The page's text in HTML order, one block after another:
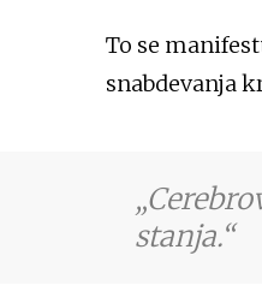
To se
snabdevanja
stanja.